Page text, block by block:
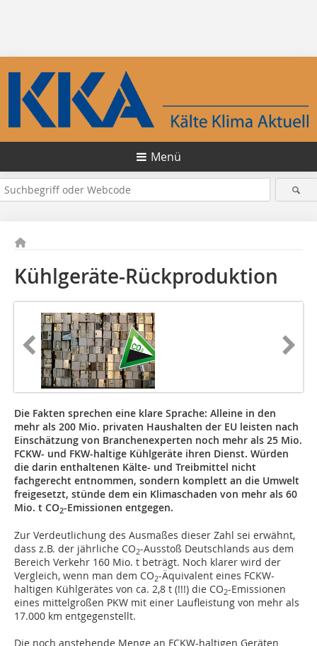
Menü
Kühlgeräte-Rückproduktion
Die Fakten sprechen eine klare Sprache: Alleine in den
mehr als 200 Mio. privaten Haushalten der EU leisten nach
Einschätzung von Branchenexperten noch mehr als 25 Mio.
FCKW- und FKW-haltige Kühlgeräte ihren Dienst. Würden
die darin enthaltenen Kälte- und Treibmittel nicht
fachgerecht entnommen, sondern komplett an die Umwelt
freigesetzt, stünde dem ein Klimaschaden von mehr als 60
Mio. t CO2-Emissionen entgegen.
Zur Verdeutlichung des Ausmaßes dieser Zahl sei erwähnt,
dass z.B. der jährliche CO2-Ausstoß Deutschlands aus dem
Bereich Verkehr 160 Mio. t beträgt. Noch klarer wird der
Vergleich, wenn man dem CO2-Äquivalent eines FCKW-
haltigen Kühlgerätes von ca. 2,8 t (!!!) die CO2-Emissionen
eines mittelgroßen PKW mit einer Laufleistung von mehr als
17.000 km entgegenstellt.
Die noch anstehende Menge an FCKW-haltigen Geräten